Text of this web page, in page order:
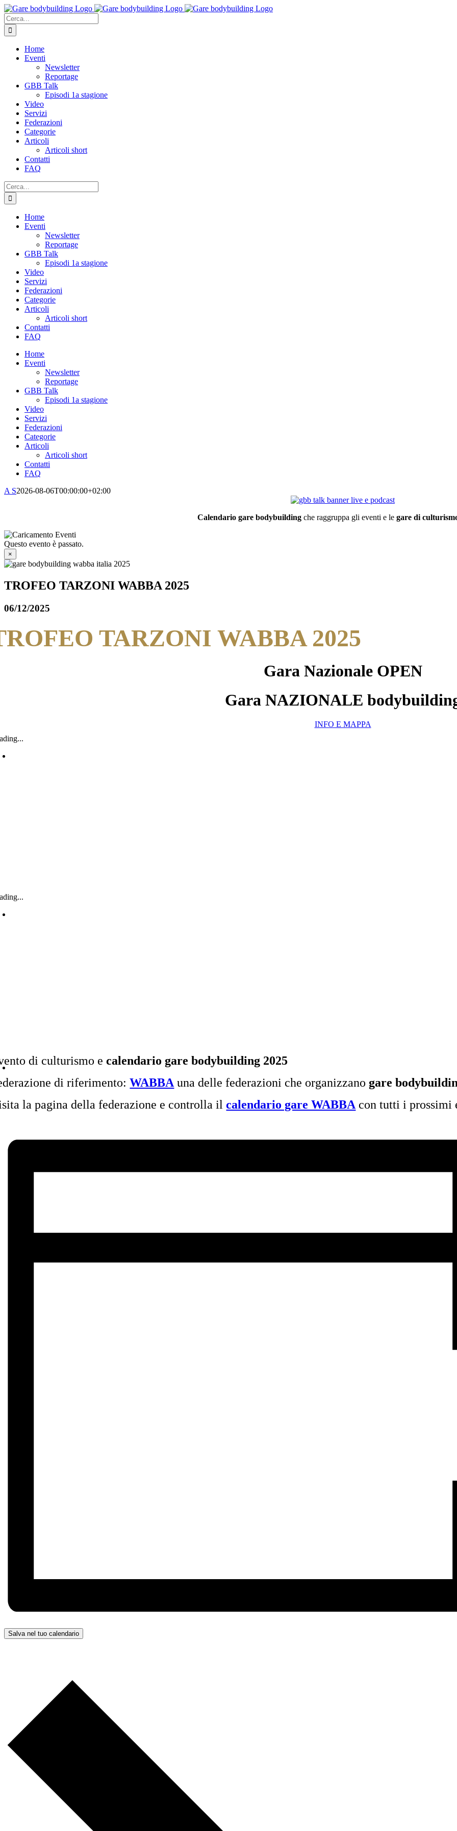
Salta
al
contenuto
Cerca
per:
Home
Eventi
Newsletter
Reportage
GBB Talk
Episodi 1a stagione
Video
Servizi
Federazioni
Categorie
Articoli
Articoli short
Contatti
FAQ
Cerca
per:
Home
Eventi
Newsletter
Reportage
GBB Talk
Episodi 1a stagione
Video
Servizi
Federazioni
Categorie
Articoli
Articoli short
Contatti
FAQ
Home
Eventi
Newsletter
Reportage
GBB Talk
Episodi 1a stagione
Video
Servizi
Federazioni
Categorie
Articoli
Articoli short
Contatti
FAQ
A S2026-08-06T00:00:00+02:00
Calendario gare bodybuildingche raggruppa gli eventi e legare di
Questo evento è passato.
×
TROFEO TARZONI WABBA 2025
06/12/2025
TARZONI WABBA 2025
Gara Nazionale OPEN
Gara NAZIONALE
INFO E MAPPA
di culturismo ecalendario gare bodybuilding 2025
di riferimento:WABBAuna delle federazioni che organizzano gare
la pagina della federazione e controlla ilcalendario gare WABBAcon tutti i prossimi
Salva nel tuo calendario